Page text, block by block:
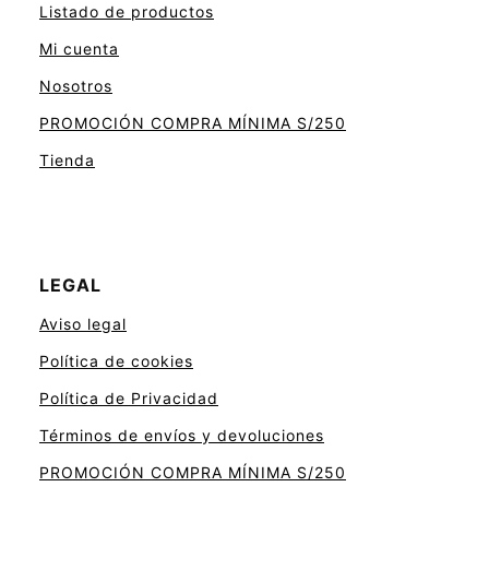
Listado de productos
Mi cuenta
Nosotros
PROMOCIÓN COMPRA MÍNIMA S/250
Tienda
LEGAL
Aviso legal
Política de cookies
Política de Privacidad
Términos de envíos y devoluciones
PROMOCIÓN COMPRA MÍNIMA S/250